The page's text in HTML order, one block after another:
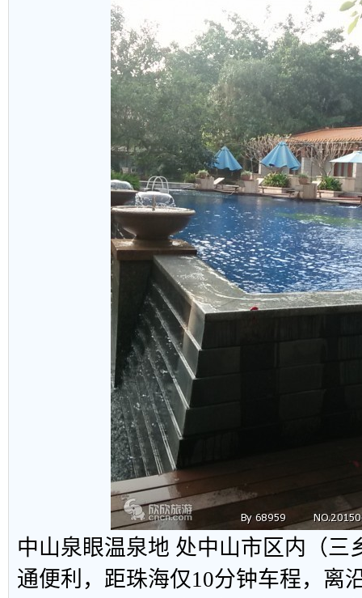
中山泉眼温泉地 处中山市区内（三
通便利，距珠海仅10分钟车程，离